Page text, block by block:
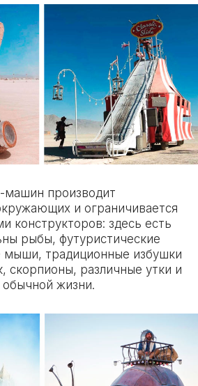
производит
и ограничивается
конструкторов: здесь есть
рыбы, футуристические
мыши, традиционные избушки
скорпионы, различные утки и
обычной жизни.